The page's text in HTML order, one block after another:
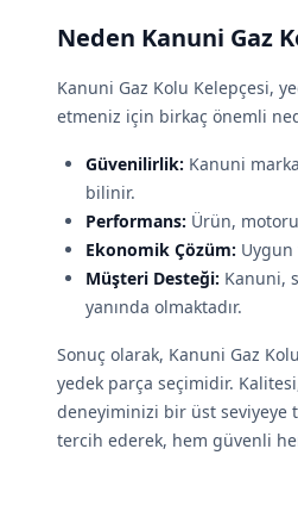
Neden Kanuni Gaz
Kanuni Gaz Kolu Kelepçesi,
etmeniz için birkaç önemli
Güvenilirlik: Kanuni
bilinir.
Performans: Ürün,
Ekonomik Çözüm: Uygun
Müşteri Desteği: Kanuni,
yanında olmaktadır.
Sonuç olarak, Kanuni Gaz
yedek parça seçimidir.
deneyiminizi bir üst seviyeye
tercih ederek, hem güvenli